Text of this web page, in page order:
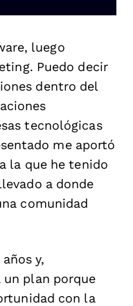
luego
Puedo decir
dentro del
tecnológicas
me aportó
la que he tenido
a donde
comunidad
y,
plan porque
con la